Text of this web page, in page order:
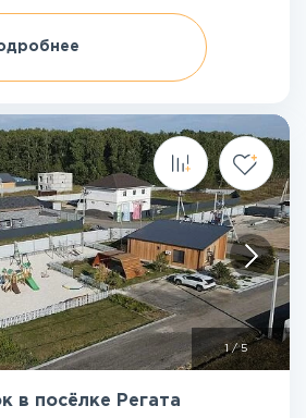
1/5
в посёлке Регата